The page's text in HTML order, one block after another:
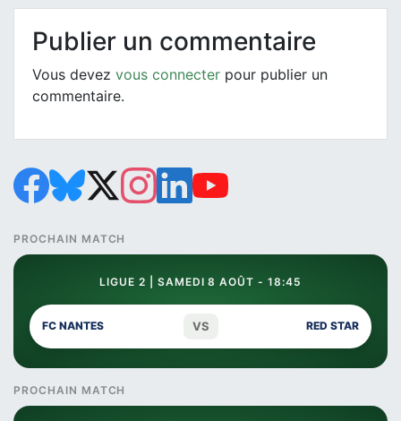
Publier un commentaire
Vous devez vous connecter pour publier un
commentaire.
PROCHAIN MATCH
LIGUE 2 | SAMEDI 8 AOÛT - 18:45
FC NANTES VS RED STAR
PROCHAIN MATCH